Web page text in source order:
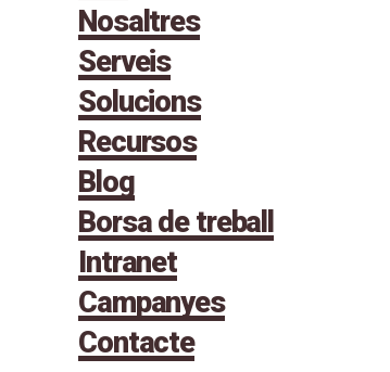
Nosaltres
Serveis
Solucions
Recursos
Blog
Borsa de treball
Intranet
Campanyes
Contacte